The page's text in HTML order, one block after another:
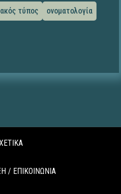
τύπος
ονοματολογία
/ ΕΠΙΚΟΙΝΩΝΙΑ